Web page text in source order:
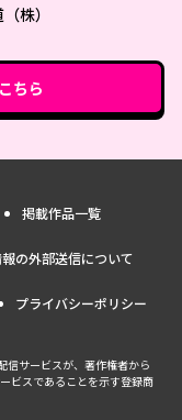
株）
ちら
掲載作品一覧
の外部送信について
プライバシーポリシー
信サービスが、著作権者から
ビスであることを示す登録商